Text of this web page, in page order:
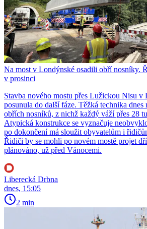
Na most v Londýnské osadili obří nosníky.
v prosinci
Stavba nového mostu přes Lužickou Nisu v
posunula do další fáze. Těžká technika dnes
obřích nosníků, z nichž každý váží přes 28
Atypická konstrukce se vyznačuje
po dokončení má sloužit obyvatelům i
Řidiči by se mohli po novém mostě projet
plánováno, už před Vánocemi.
Liberecká Drbna
dnes, 15:05
2 min